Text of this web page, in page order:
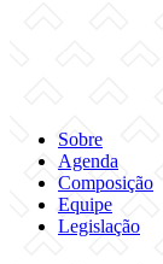
Sobre
Agenda
Composição
Equipe
Legislação